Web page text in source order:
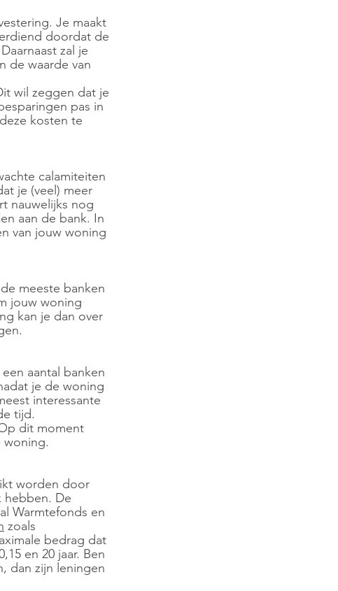
Je maakt
doordat de
zal je
de waarde van
wil zeggen dat je
pas in
kosten te
calamiteiten
je (veel) meer
nauwelijks nog
aan de bank. In
van jouw woning
meeste banken
jouw woning
kan je dan over
aantal banken
je de woning
interessante
tijd.
dit moment
woning.
worden door
hebben. De
Warmtefonds en
zoals
bedrag dat
en 20 jaar. Ben
dan zijn leningen